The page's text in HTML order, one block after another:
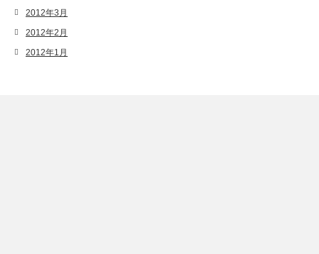
2012年3月
2012年2月
2012年1月